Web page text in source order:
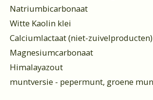
Natriumbicarbonaat
Witte Kaolin klei
Calciumlactaat (niet-zuivelproducten)
Magnesiumcarbonaat
Himalayazout
muntversie - pepermunt, groene